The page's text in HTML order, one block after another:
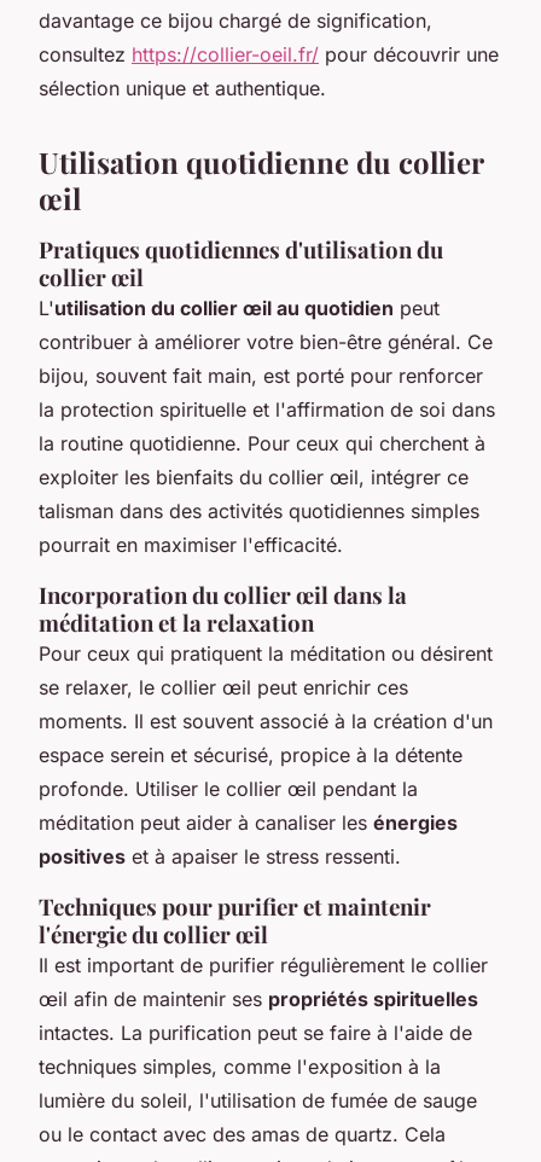
davantage ce bijou chargé de signification,
consultez https://collier-oeil.fr/ pour découvrir une
sélection unique et authentique.
Utilisation quotidienne du collier
œil
Pratiques quotidiennes d'utilisation du
collier œil
L'utilisation du collier œil au quotidien peut
contribuer à améliorer votre bien-être général. Ce
bijou, souvent fait main, est porté pour renforcer
la protection spirituelle et l'affirmation de soi dans
la routine quotidienne. Pour ceux qui cherchent à
exploiter les bienfaits du collier œil, intégrer ce
talisman dans des activités quotidiennes simples
pourrait en maximiser l'efficacité.
Incorporation du collier œil dans la
méditation et la relaxation
Pour ceux qui pratiquent la méditation ou désirent
se relaxer, le collier œil peut enrichir ces
moments. Il est souvent associé à la création d'un
espace serein et sécurisé, propice à la détente
profonde. Utiliser le collier œil pendant la
méditation peut aider à canaliser les énergies
positives et à apaiser le stress ressenti.
Techniques pour purifier et maintenir
l'énergie du collier œil
Il est important de purifier régulièrement le collier
œil afin de maintenir ses propriétés spirituelles
intactes. La purification peut se faire à l'aide de
techniques simples, comme l'exposition à la
lumière du soleil, l'utilisation de fumée de sauge
ou le contact avec des amas de quartz. Cela